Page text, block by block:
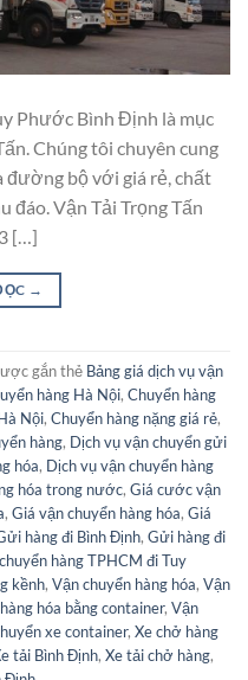
Phước Bình Định là mục
Chúng tôi chuyên cung
đường bộ với giá rẻ, chất
đáo. Vận Tải Trọng Tấn
[…]
→
gắn thẻ Bảng giá dịch vụ vận
hàng Hà Nội, Chuyển hàng
Nội, Chuyển hàng nặng giá rẻ,
hàng, Dịch vụ vận chuyển gửi
hóa, Dịch vụ vận chuyển hàng
hóa trong nước, Giá cước vận
, Giá vận chuyển hàng hóa, Giá
hàng đi Bình Định, Gửi hàng đi
hàng TPHCM đi Tuy
kềnh, Vận chuyển hàng hóa, Vận
hóa bằng container, Vận
xe container, Xe chở hàng
tải Bình Định, Xe tải chở hàng,